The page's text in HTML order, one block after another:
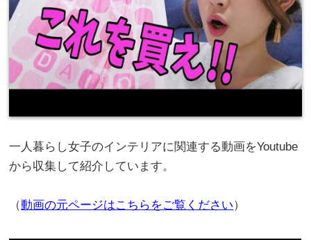
一人暮らし女子のインテリアに関連する動画をYoutube
から収集して紹介しています。
（動画の元ページはこちらをご覧ください）